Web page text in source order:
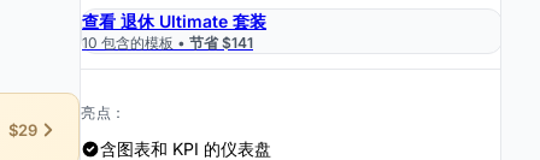
$29
查看 退休 Ultimate 套装
10 包含的模板 • 节省 $141
亮点：
含图表和 KPI 的仪表盘